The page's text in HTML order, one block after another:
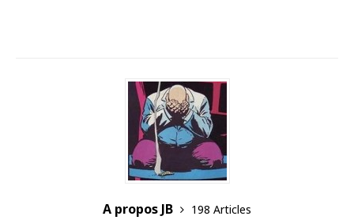
A propos JB
198 Articles